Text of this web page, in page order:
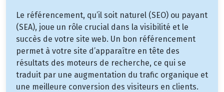
Le référencement, qu’il soit naturel (SEO) ou payant
(SEA), joue un rôle crucial dans la visibilité et le
succès de votre site web. Un bon référencement
permet à votre site d’apparaître en tête des
résultats des moteurs de recherche, ce qui se
traduit par une augmentation du trafic organique et
une meilleure conversion des visiteurs en clients.